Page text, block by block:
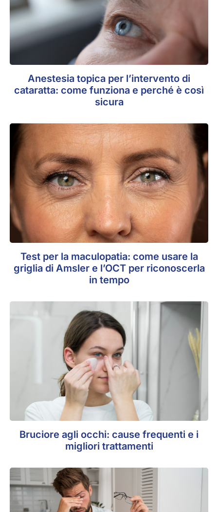
Anestesia topica per l’intervento di
cataratta: come funziona e perché è così
sicura
Test per la maculopatia: come usare la
griglia di Amsler e l’OCT per riconoscerla
in tempo
Bruciore agli occhi: cause frequenti e i
migliori trattamenti